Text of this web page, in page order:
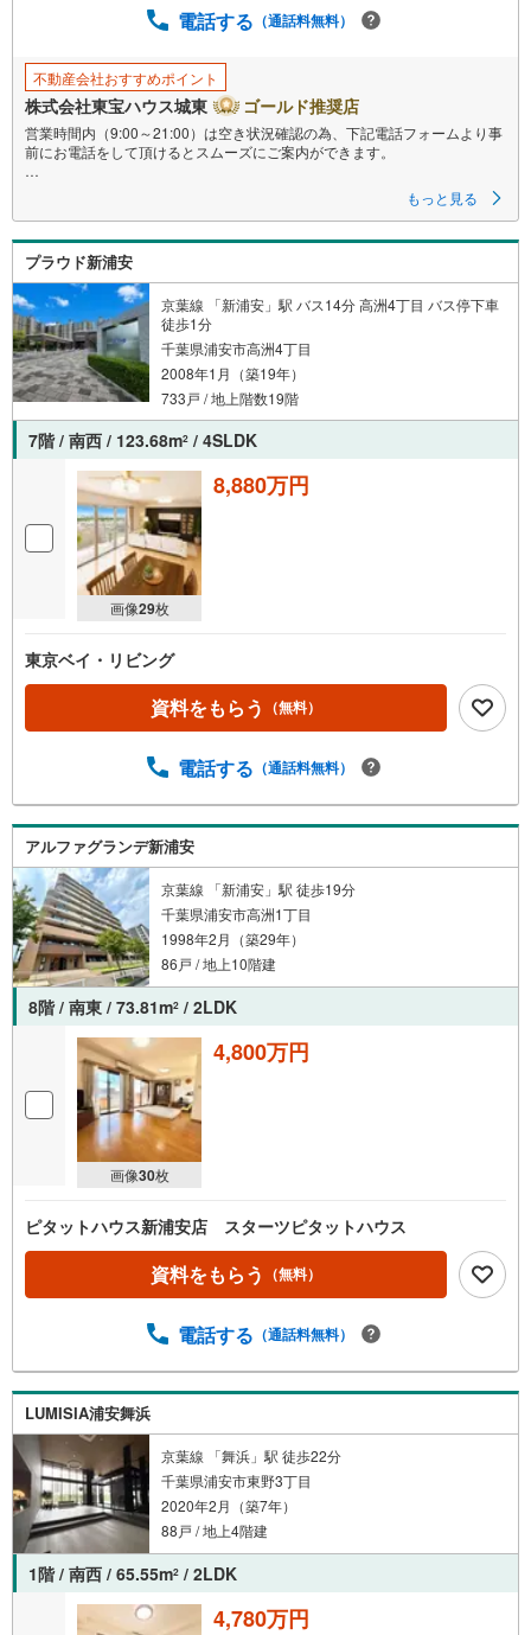
存
す
る
電話する （通話料無料）
不動産会社おすすめポイント
株式会社東宝ハウス城東 ゴールド推奨店
営業時間内（9:00～21:00）は空き状況確認の為、下記電話フォームより事
前にお電話をして頂けるとスムーズにご案内ができます。
▽ご購入後もお客様の人生のパートナーとして暮らしの「安心」を守り続
けます。
【Yahoo！ 不動産キャンペーン対象店舗】
当店で物件を成約するとPayPayボーナスライトがもらえる
「Yahoo！ 不動産 物件ご成約キャンペーン」の対象になります。
「資料をもらう」「見学予約をする」ボタンからお問い合わせください。
※必ずYahoo！ JAPAN IDでログインしてください。
※PayPayボーナスライトは出金と譲渡はできません。
ご案内・詳細な資料のご請求はお気軽にどうぞ♪
お電話でのお問い合わせも常時受け付けております！
■頭金0円からのご購入可能です■（諸費用もOK）
お気軽にお問い合わせください。
もっと見る
プラウド新浦安
京葉線 「新浦安」駅 バス14分 高洲4丁目 バス停下車
徒歩1分
千葉県浦安市高洲4丁目
2008年1月（築19年）
733戸 / 地上階数19階
7階 / 南西 / 123.68m2 / 4SLDK
画像29枚
8,880万円
東京ベイ・リビング
資料をもらう （無料）
電話する （通話料無料）
アルファグランデ新浦安
京葉線 「新浦安」駅 徒歩19分
千葉県浦安市高洲1丁目
1998年2月（築29年）
86戸 / 地上10階建
8階 / 南東 / 73.81m2 / 2LDK
画像30枚
4,800万円
ピタットハウス新浦安店 スターツピタットハウス
資料をもらう （無料）
電話する （通話料無料）
LUMISIA浦安舞浜
京葉線 「舞浜」駅 徒歩22分
千葉県浦安市東野3丁目
2020年2月（築7年）
88戸 / 地上4階建
1階 / 南西 / 65.55m2 / 2LDK
4,780万円